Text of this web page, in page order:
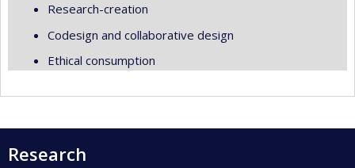
Research-creation
Codesign and collaborative design
Ethical consumption
Research